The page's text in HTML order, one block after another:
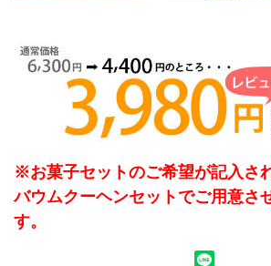
※お菓子セットのご希望が記入さ
バウムクーヘンセットでご用意さ
す。